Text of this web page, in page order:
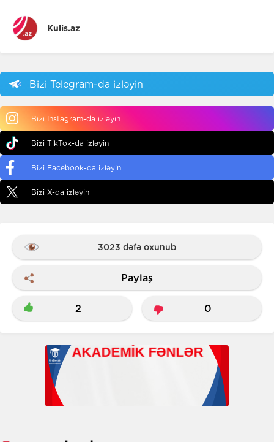
Kulis.az
Bizi Telegram-da izləyin
Bizi Instagram-da izləyin
Bizi TikTok-da izləyin
Bizi Facebook-da izləyin
Bizi X-da izləyin
3023 dəfə oxunub
Paylaş
2 0